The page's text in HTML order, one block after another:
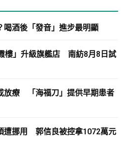
喝酒後「發音」進步最明顯
樓」升級旗艦店 南紡8月8日試
放療 「海福刀」提供早期患者
遭挪用 郭信良被控拿1072萬元